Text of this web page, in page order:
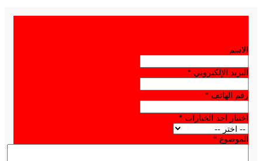
الاسم
البريد الإلكتروني *
رقم الهاتف *
اختيار احد الخيارات *
الموضوع *